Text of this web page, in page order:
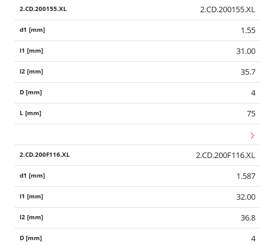
2.CD.200155.XL
1.55
31.00
35.7
4
75
2.CD.200F116.XL
1.587
32.00
36.8
4